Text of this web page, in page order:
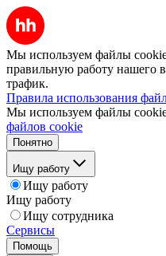
Мы используем файлы
правильную работу нашего
трафик.
Правила использования
Мы используем файлы
файлов cookie
Понятно
Ищу работу
Ищу работу
Ищу работу
Ищу сотрудника
Сервисы
Помощь